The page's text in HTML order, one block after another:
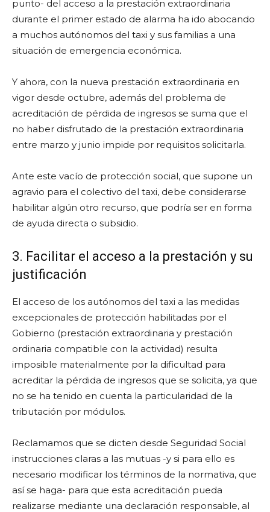
punto- del acceso a la prestación extraordinaria
durante el primer estado de alarma ha ido abocando
a muchos autónomos del taxi y sus familias a una
situación de emergencia económica.
Y ahora, con la nueva prestación extraordinaria en
vigor desde octubre, además del problema de
acreditación de pérdida de ingresos se suma que el
no haber disfrutado de la prestación extraordinaria
entre marzo y junio impide por requisitos solicitarla.
Ante este vacío de protección social, que supone un
agravio para el colectivo del taxi, debe considerarse
habilitar algún otro recurso, que podría ser en forma
de ayuda directa o subsidio.
3. Facilitar el acceso a la prestación y su
justificación
El acceso de los autónomos del taxi a las medidas
excepcionales de protección habilitadas por el
Gobierno (prestación extraordinaria y prestación
ordinaria compatible con la actividad) resulta
imposible materialmente por la dificultad para
acreditar la pérdida de ingresos que se solicita, ya que
no se ha tenido en cuenta la particularidad de la
tributación por módulos.
Reclamamos que se dicten desde Seguridad Social
instrucciones claras a las mutuas -y si para ello es
necesario modificar los términos de la normativa, que
así se haga- para que esta acreditación pueda
realizarse mediante una declaración responsable, al